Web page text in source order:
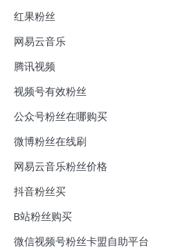
红果粉丝
网易云音乐
腾讯视频
视频号有效粉丝
公众号粉丝在哪购买
微博粉丝在线刷
网易云音乐粉丝价格
抖音粉丝买
B站粉丝购买
微信视频号粉丝卡盟自助平台